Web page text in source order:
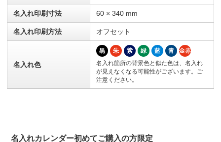
名入れ印刷寸法 60 × 340 mm
名入れ印刷方法 オフセット
名入れ色
黒 朱 紫 緑 藍 青
金赤
名入れ箇所の背景色と似た色は、名入れ
が見えなくなる可能性がございます。ご
注意ください。
名入れカレンダー初めてご購入の方限定